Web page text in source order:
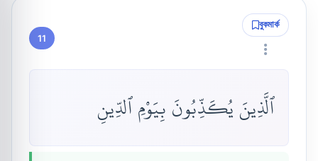
11
বুকমার্ক
ٱلَّذِينَ يُكَذِّبُونَ بِيَوْمِ ٱلدِّينِ